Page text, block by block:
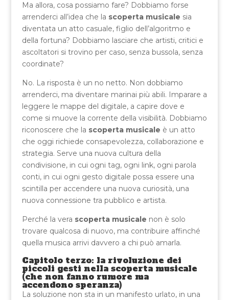
Ma allora, cosa possiamo fare? Dobbiamo forse
arrenderci all’idea che la scoperta musicale sia
diventata un atto casuale, figlio dell’algoritmo e
della fortuna? Dobbiamo lasciare che artisti, critici e
ascoltatori si trovino per caso, senza bussola, senza
coordinate?
No. La risposta è un no netto. Non dobbiamo
arrenderci, ma diventare marinai più abili. Imparare a
leggere le mappe del digitale, a capire dove e
come si muove la corrente della visibilità. Dobbiamo
riconoscere che la scoperta musicale è un atto
che oggi richiede consapevolezza, collaborazione e
strategia. Serve una nuova cultura della
condivisione, in cui ogni tag, ogni link, ogni parola
conti, in cui ogni gesto digitale possa essere una
scintilla per accendere una nuova curiosità, una
nuova connessione tra pubblico e artista.
Perché la vera scoperta musicale non è solo
trovare qualcosa di nuovo, ma contribuire affinché
quella musica arrivi davvero a chi può amarla.
Capitolo terzo: la rivoluzione dei
piccoli gesti nella scoperta musicale
(che non fanno rumore ma
accendono speranza)
La soluzione non sta in un manifesto urlato, in una